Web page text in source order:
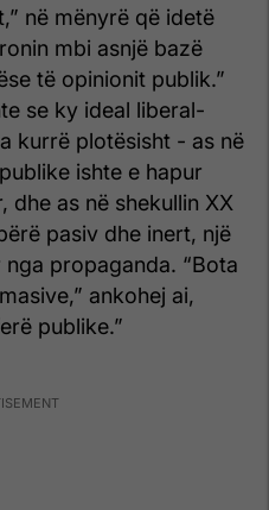
në mënyrë që idetë
mbi asnjë bazë
të opinionit publik.”
se ky ideal liberal-
kurrë plotësisht - as në
ishte e hapur
as në shekullin XX
pasiv dhe inert, një
nga propaganda. “Bota
ankohej ai,
publike.”